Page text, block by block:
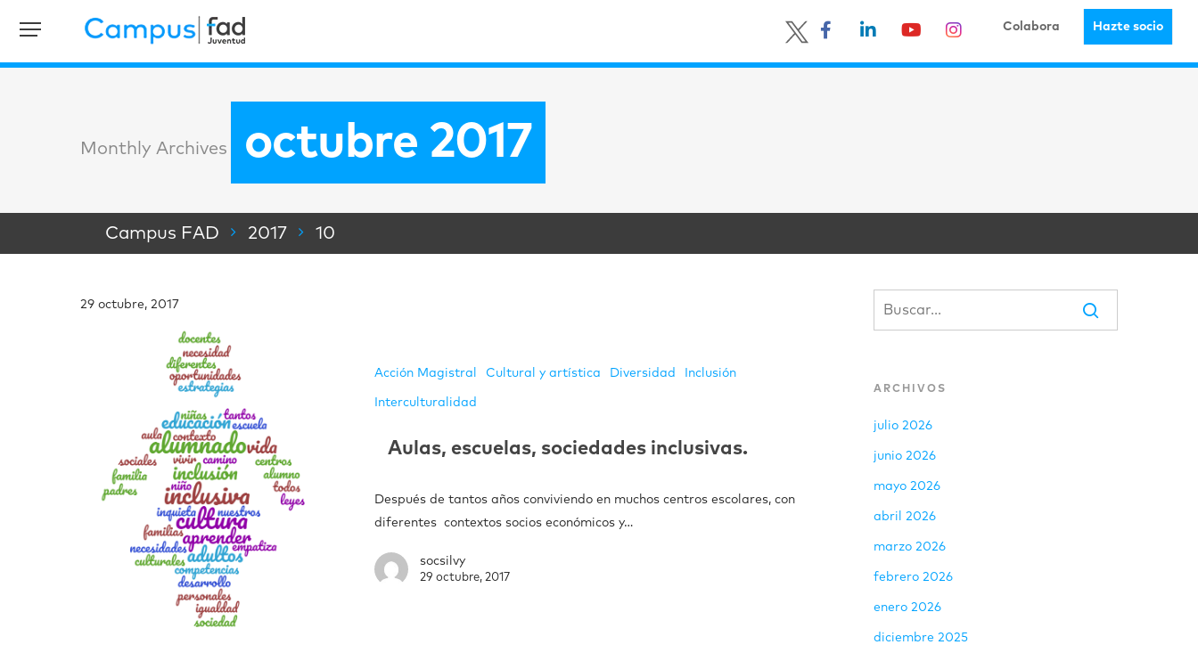
Colabora Hazte socio
Monthly Archives octubre 2017
Campus FAD 2017 10
29 octubre, 2017
Acción Magistral Cultural y artística Diversidad Inclusión
Interculturalidad
Aulas, escuelas, sociedades inclusivas.
Después de tantos años conviviendo en muchos centros escolares, con
diferentes contextos socios económicos y…
socsilvy
29 octubre, 2017
ARCHIVOS
julio 2026
junio 2026
mayo 2026
abril 2026
marzo 2026
febrero 2026
enero 2026
diciembre 2025